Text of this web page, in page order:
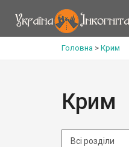
Головна > Крим
Крим